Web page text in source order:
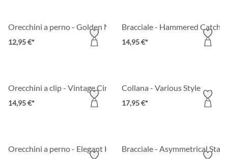
Orecchini a perno - Golden Mirage
12,95 €*
Bracciale - Hammered Catch
14,95 €*
Orecchini a clip - Vintage Circle
14,95 €*
Collana - Various Style
17,95 €*
Orecchini a perno - Elegant Knot Bracciale - Asymmetrical